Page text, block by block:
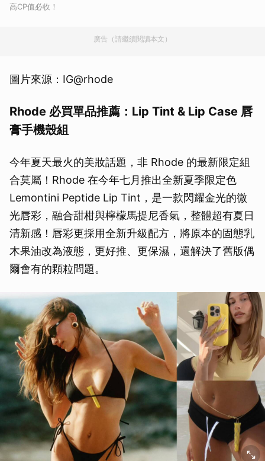
高CP值必收！
廣告（請繼續閱讀本文）
圖片來源：IG@rhode
Rhode 必買單品推薦：Lip Tint & Lip Case 唇
膏手機殼組
今年夏天最火的美妝話題，非 Rhode 的最新限定組
合莫屬！Rhode 在今年七月推出全新夏季限定色
Lemontini Peptide Lip Tint，是一款閃耀金光的微
光唇彩，融合甜柑與檸檬馬提尼香氣，整體超有夏日
清新感！唇彩更採用全新升級配方，將原本的固態乳
木果油改為液態，更好推、更保濕，還解決了舊版偶
爾會有的顆粒問題。